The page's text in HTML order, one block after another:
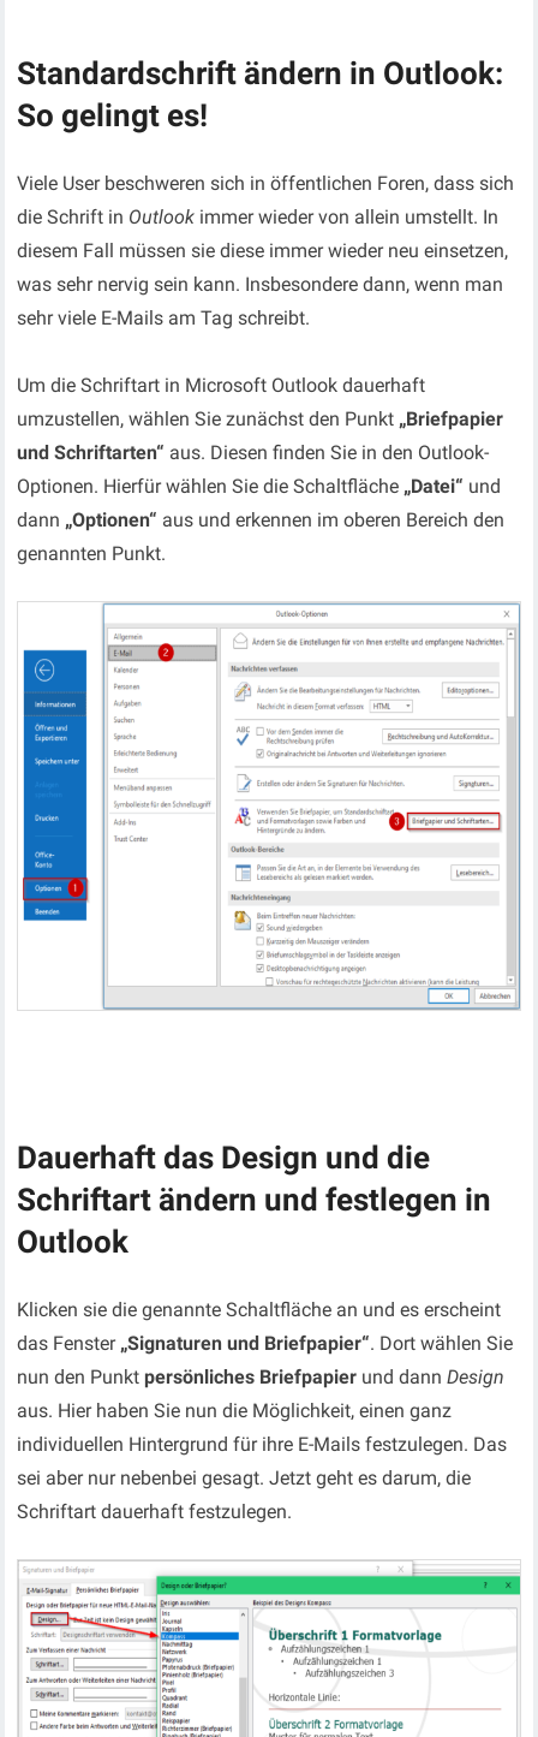
Standardschrift ändern in Outlook:
So gelingt es!
Viele User beschweren sich in öffentlichen Foren, dass sich
die Schrift in Outlook immer wieder von allein umstellt. In
diesem Fall müssen sie diese immer wieder neu einsetzen,
was sehr nervig sein kann. Insbesondere dann, wenn man
sehr viele E-Mails am Tag schreibt.
Um die Schriftart in Microsoft Outlook dauerhaft
umzustellen, wählen Sie zunächst den Punkt „Briefpapier
und Schriftarten“ aus. Diesen finden Sie in den Outlook-
Optionen. Hierfür wählen Sie die Schaltfläche „Datei“ und
dann „Optionen“ aus und erkennen im oberen Bereich den
genannten Punkt.
Dauerhaft das Design und die
Schriftart ändern und festlegen in
Outlook
Klicken sie die genannte Schaltfläche an und es erscheint
das Fenster „Signaturen und Briefpapier“. Dort wählen Sie
nun den Punktpersönliches Briefpapier und dannDesign
aus. Hier haben Sie nun die Möglichkeit, einen ganz
individuellen Hintergrund für ihre E-Mails festzulegen. Das
sei aber nur nebenbei gesagt. Jetzt geht es darum, die
Schriftart dauerhaft festzulegen.